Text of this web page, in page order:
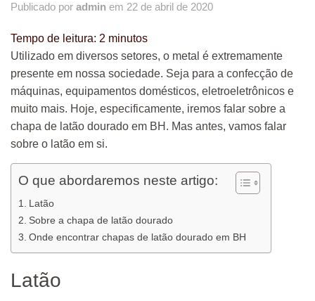
Publicado por admin em 22 de abril de 2020
Tempo de leitura: 2 minutos
Utilizado em diversos setores, o metal é extremamente
presente em nossa sociedade. Seja para a confecção de
máquinas, equipamentos domésticos, eletroeletrônicos e
muito mais. Hoje, especificamente, iremos falar sobre a
chapa de latão dourado em BH. Mas antes, vamos falar
sobre o latão em si.
O que abordaremos neste artigo:
Latão
Sobre a chapa de latão dourado
Onde encontrar chapas de latão dourado em BH
Latão